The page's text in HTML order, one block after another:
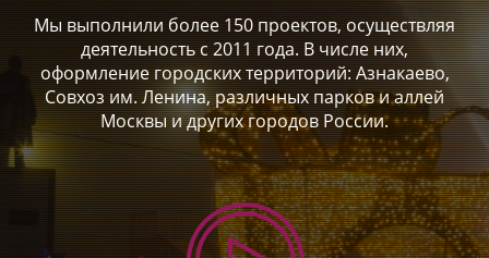
Мы выполнили более 150 проектов, осуществляя
деятельность с 2011 года. В числе них,
оформление городских территорий: Азнакаево,
Совхоз им. Ленина, различных парков и аллей
Москвы и других городов России.